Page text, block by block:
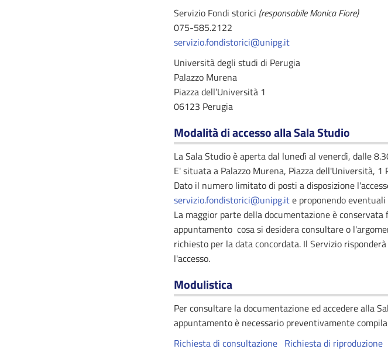
Servizio Fondi storici (responsabile Monica Fiore)
075-585.2122
servizio.fondistorici@unipg.it
Università degli studi di Perugia
Palazzo Murena
Piazza dell’Università 1
06123 Perugia
Modalità di accesso alla Sala Studio
La Sala Studio è aperta dal lunedì al venerdì, dalle
E' situata a Palazzo Murena, Piazza dell'Università,
Dato il numero limitato di posti a disposizione
servizio.fondistorici@unipg.ite proponendo
La maggior parte della documentazione è
appuntamento cosa si desidera consultare o
richiesto per la data concordata. Il Servizio
l'accesso.
Modulistica
Per consultare la documentazione ed accedere alla
appuntamento è necessario preventivamente
Richiesta di consultazione Richiesta di riproduzione